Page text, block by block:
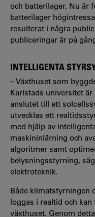
och batterilager. Nu är
batterilager
resulterat i några
publiceringar är på
INTELLIGENTA
– Växthuset som
Karlstads universitet är
anslutet till ett
utvecklas ett
med hjälp av
maskininlärning och
algoritmer samt
belysningsstyrning,
elektroteknik.
Både klimatstyrningen
loggas i realtid och
växthuset. Genom